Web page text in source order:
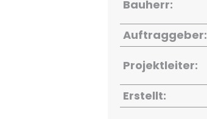
Bauherr:
Auftraggeber:
Projektleiter:
Erstellt: